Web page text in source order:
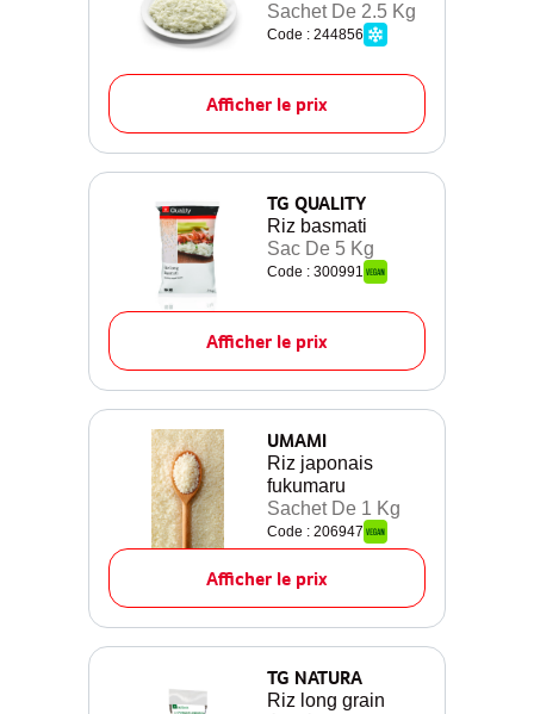
Sachet De 2.5 Kg
Code : 244856
Afficher le prix
TG QUALITY
Riz basmati
Sac De 5 Kg
Code : 300991
Afficher le prix
UMAMI
Riz japonais
fukumaru
Sachet De 1 Kg
Code : 206947
Afficher le prix
TG NATURA
Riz long grain